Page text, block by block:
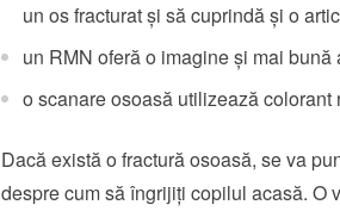
un os fracturat și să cuprindă şi o
un RMN oferă o imagine și mai bună
o scanare osoasă utilizează
Dacă există o fractură osoasă, se va
despre cum să îngrijiți copilul acasă. O